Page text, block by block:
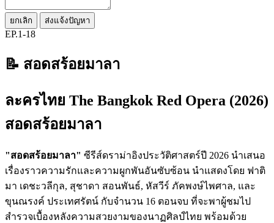
ยกเลิก ส่งแจ้งปัญหา
EP.1-18
📝 สอดสร้อยมาลา
ละครไทย The Bangkok Red Opera (2026)
สอดสร้อยมาลา
"สอดสร้อยมาลา" ซีรีส์ดราม่าอิงประวัติศาสตร์ปี 2026 นำเสนอ
เรื่องราวความรักและความผูกพันอันซับซ้อน นำแสดงโดย ฟาติ
มา เดชะวลีกุล, สุชาดา สอนพันธ์, หัสวีร์ ภัคพงษ์ไพศาล, และ
ขุนณรงค์ ประเทศรัตน์ กับจำนวน 16 ตอนจบ ที่จะพาผู้ชมไป
สำรวจเบื้องหลังความสวยงามของนาฏศิลป์ไทย พร้อมด้วย